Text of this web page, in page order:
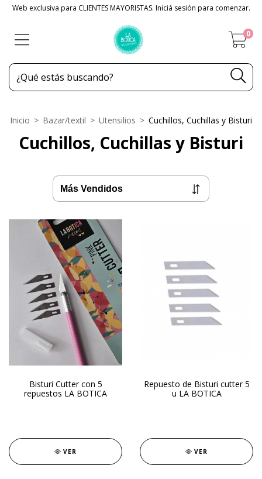
Web exclusiva para CLIENTES MAYORISTAS. Iniciá sesión para comenzar.
0
Inicio > Bazar/textil > Utensilios > Cuchillos, Cuchillas y Bisturi
Cuchillos, Cuchillas y Bisturi
Bisturi Cutter con 5
repuestos LA BOTICA
VER
Repuesto de Bisturi cutter 5
u LA BOTICA
VER